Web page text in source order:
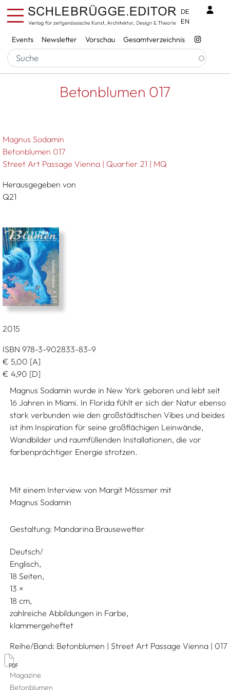
Direkt zum Inhalt
Services
Events Newsletter Vorschau Gesamtverzeichnis
DE
EN
Pfadnavigation
Startseite Betonblumen 017
Betonblumen 017
Magnus Sodamin
Betonblumen 017
Street Art Passage Vienna | Quartier 21 | MQ
Herausgegeben von
Q21
2015
ISBN 978-3-902833-83-9
€ 5,00 [A]
€ 4,90 [D]
Magnus Sodamin wurde in New York geboren und lebt seit
16 Jahren in Miami. In Florida fühlt er sich der Natur ebenso
stark verbunden wie den großstädtischen Vibes und beides
ist ihm Inspiration für seine großflächigen Leinwände,
Wandbilder und raumfüllenden Installationen, die vor
farbenprächtiger Energie strotzen.
Mit einem Interview von Margit Mössmer mit
Magnus Sodamin
Gestaltung: Mandarina Brausewetter
Deutsch/
Englisch
18 Seiten,
13
18
zahlreiche Abbildungen in Farbe
klammergeheftet
Reihe/Band Betonblumen | Street Art Passage Vienna | 017
Magazine
Betonblumen